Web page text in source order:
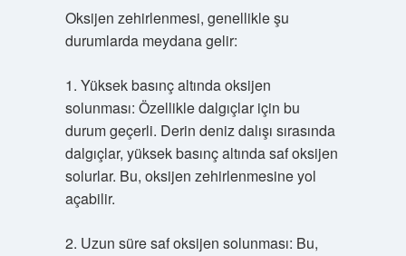
Oksijen zehirlenmesi, genellikle şu
durumlarda meydana gelir:
1. Yüksek basınç altında oksijen
solunması: Özellikle dalgıçlar için bu
durum geçerli. Derin deniz dalışı sırasında
dalgıçlar, yüksek basınç altında saf oksijen
solurlar. Bu, oksijen zehirlenmesine yol
açabilir.
2. Uzun süre saf oksijen solunması: Bu,